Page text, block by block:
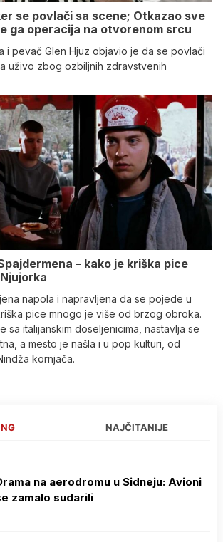
se povlači sa scene; Otkazao sve
ga operacija na otvorenom srcu
i pevač Glen Hjuz objavio je da se povlači
uživo zbog ozbiljnih zdravstvenih
– kako je kriška pice
napola i napravljena da se pojede u
pice mnogo je više od brzog obroka.
sa italijanskim doseljenicima, nastavlja se
a mesto je našla i u pop kulturi, od
kornjača.
NAJČITANIJE
na aerodromu u Sidneju: Avioni
zamalo sudarili